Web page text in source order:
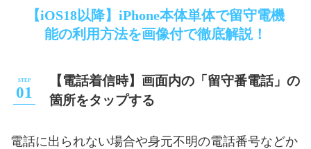
【iOS18以降】iPhone本体単体で留守電機
能の利用方法を画像付で徹底解説！
【電話着信時】画面内の「留守番電話」の
箇所をタップする
電話に出られない場合や身元不明の電話番号などか